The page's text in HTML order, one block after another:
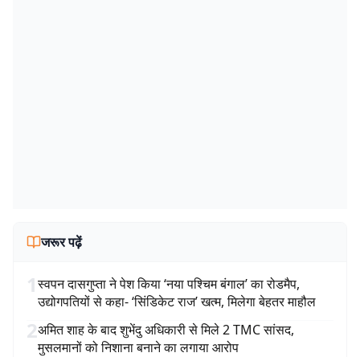
जरूर पढ़ें
1स्वपन दासगुप्ता ने पेश किया ‘नया पश्चिम बंगाल’ का रोडमैप,
उद्योगपतियों से कहा- ‘सिंडिकेट राज’ खत्म, मिलेगा बेहतर माहौल
2अमित शाह के बाद शुभेंदु अधिकारी से मिले 2 TMC सांसद,
मुसलमानों को निशाना बनाने का लगाया आरोप